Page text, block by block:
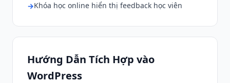
Khóa học online hiển thị feedback học viên
Hướng Dẫn Tích Hợp vào
WordPress